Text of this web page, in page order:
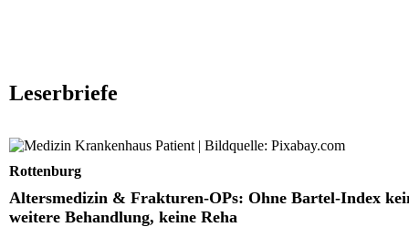
Leserbriefe
Altersmedizin & Frakturen-OPs: Ohne Bartel-Index
weitere Behandlung, keine Reha
Rottenburg
Altersmedizin & Frakturen-OPs: Ohne Bartel-Index
weitere Behandlung, keine Reha